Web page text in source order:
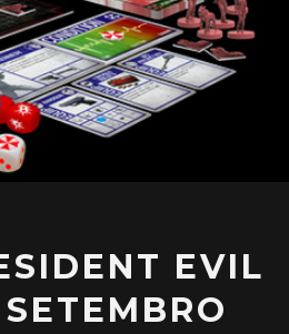
EVIL